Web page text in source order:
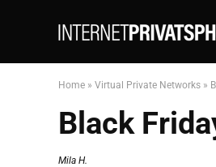
Home » Virtual Private Networks »
Black
Mila H.